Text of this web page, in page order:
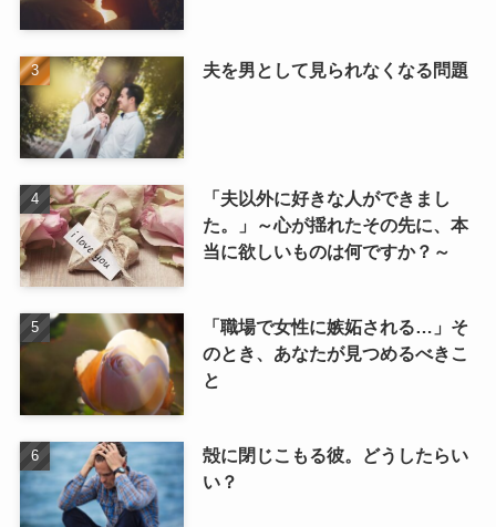
夫を男として見られなくなる問題
「夫以外に好きな人ができまし
た。」～心が揺れたその先に、本
当に欲しいものは何ですか？～
「職場で女性に嫉妬される…」そ
のとき、あなたが見つめるべきこ
と
殻に閉じこもる彼。どうしたらい
い？